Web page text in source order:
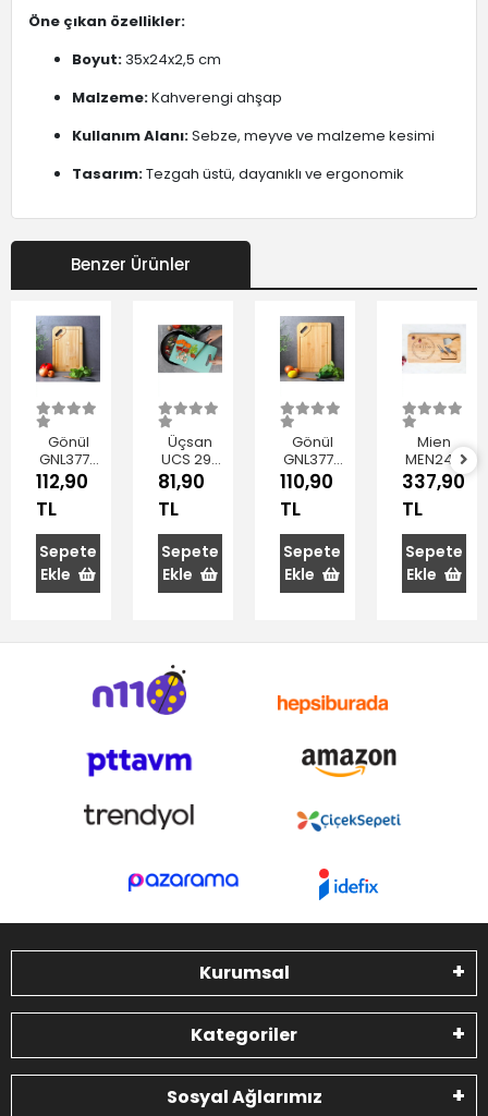
Öne çıkan özellikler:
Boyut:35x24x2,5 cm
Malzeme:Kahverengi ahşap
Kullanım Alanı:Sebze, meyve ve malzeme kesimi
Tasarım:Tezgah üstü, dayanıklı ve ergonomik
Benzer Ürünler
Gönül
GNL3773
Bambu
Kesme
Tahtası
30x20x1
cm
112,90
TL
Sepete
Ekle
Üçsan
UCS 290
Plastik
Meyve
Sebze
Kesme
Panosu
235 x 145
mm
81,90
TL
Sepete
Ekle
Gönül
GNL3775
Bambu
Kesim
Tahtası
34x24x1
cm
110,90
TL
Sepete
Ekle
Mien
MEN244
Bambu
Peynir
Sunum
Seti
337,90
TL
Sepete
Ekle
Kurumsal
Kategoriler
Sosyal Ağlarımız